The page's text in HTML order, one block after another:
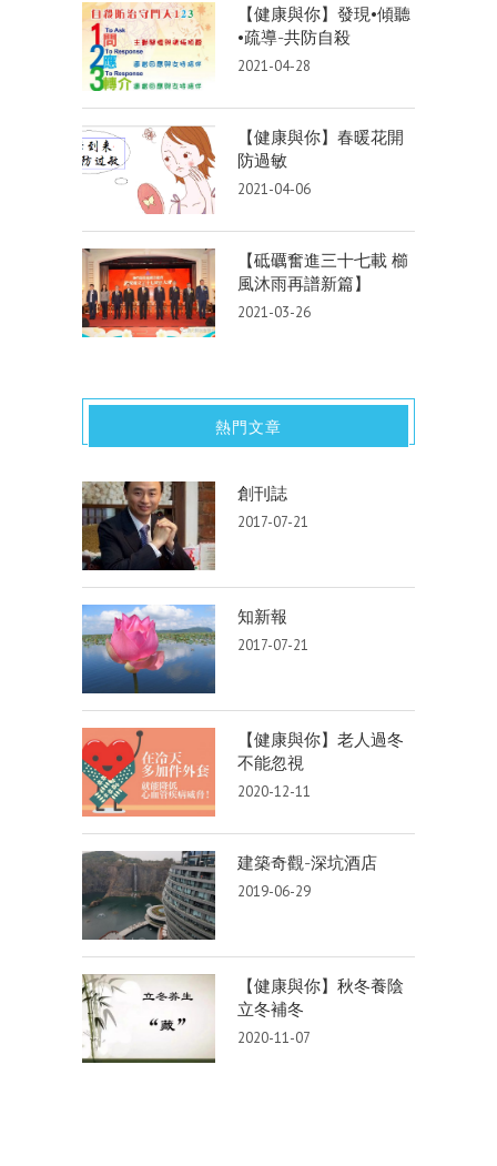
【健康與你】發現•傾聽
•疏導-共防自殺
2021-04-28
【健康與你】春暖花開
防過敏
2021-04-06
【砥礪奮進三十七載 櫛
風沐雨再譜新篇】
2021-03-26
熱門文章
創刊誌
2017-07-21
知新報
2017-07-21
【健康與你】老人過冬
不能忽視
2020-12-11
建築奇觀-深坑酒店
2019-06-29
【健康與你】秋冬養陰
立冬補冬
2020-11-07